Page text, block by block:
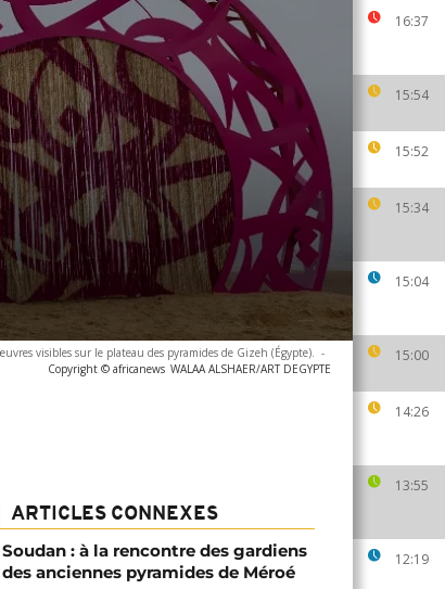
16:37
15:54
15:52
15:34
15:04
15:00
14:26
13:55
12:19
visibles sur le plateau des pyramides de Gizeh (Égypte). -
Copyright © africanews WALAA ALSHAER/ART DEGYPTE
ARTICLES CONNEXES
Soudan : à la rencontre des gardiens
des anciennes pyramides de Méroé